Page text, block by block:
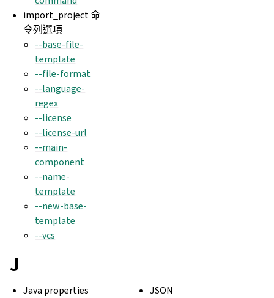
import_project 命
令列選項
--base-file-
template
--file-format
--language-
regex
--license
--license-url
--main-
component
--name-
template
--new-base-
template
--vcs
J
Java properties
JSON